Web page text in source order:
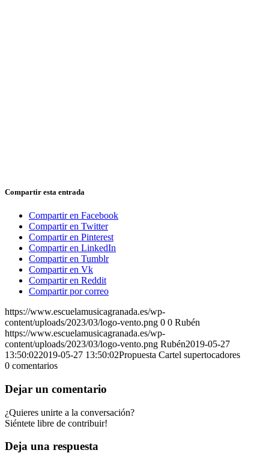
Compartir esta entrada
Compartir en Facebook
Compartir en Twitter
Compartir en Pinterest
Compartir en LinkedIn
Compartir en Tumblr
Compartir en Vk
Compartir en Reddit
Compartir por correo
https://www.escuelamusicagranada.es/wp-
content/uploads/2023/03/logo-vento.png 0 0 Rubén
https://www.escuelamusicagranada.es/wp-
content/uploads/2023/03/logo-vento.png Rubén2019-05-27
13:50:022019-05-27 13:50:02Propuesta Cartel supertocadores
0 comentarios
Dejar un comentario
¿Quieres unirte a la conversación?
Siéntete libre de contribuir!
Deja una respuesta